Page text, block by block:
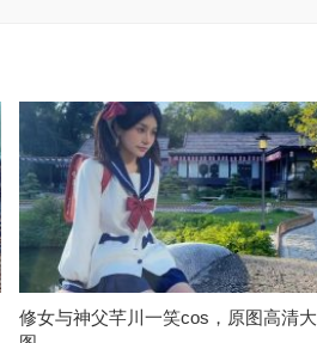
修女与神父芊川一笑cos，原图高清大